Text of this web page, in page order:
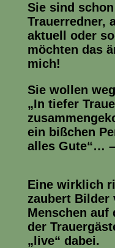
Sie sind
Trauerredner,
aktuell oder
möchten das
mich!
Sie wollen
„In tiefer
ein bißchen
alles Gute“…
Eine wirklich
zaubert Bilder
Menschen auf
der
„live“ dabei.